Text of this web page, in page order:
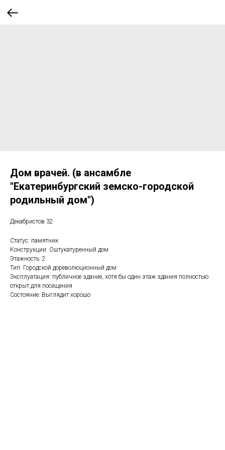
Дом врачей. (в ансамбле
"Екатеринбургский земско-городской
родильный дом")
Декабристов 32
Статус: памятник
Конструкции: Оштукатуренный дом
Этажность: 2
Тип: Городской дореволюционный дом
Эксплуатация: публичное здание, хотя бы один этаж здания полностью
открыт для посещения
Состояние: Выглядит хорошо